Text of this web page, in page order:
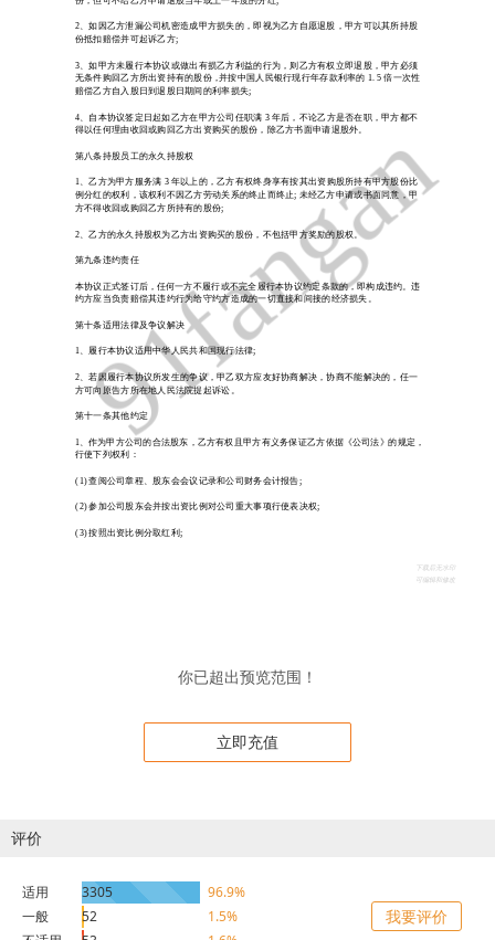
你已超出预览范围！
立即充值
评价
适用 3305
96.9%
一般
52
1.5%
我要评价